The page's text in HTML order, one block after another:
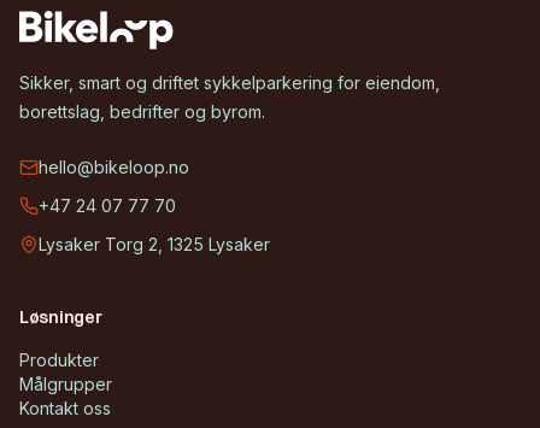
Sikker, smart og driftet sykkelparkering for eiendom,
borettslag, bedrifter og byrom.
hello@bikeloop.no
+47 24 07 77 70
Lysaker Torg 2, 1325 Lysaker
Løsninger
Produkter
Målgrupper
Kontakt oss